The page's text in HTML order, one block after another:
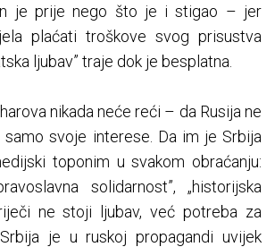
je prije nego što je i stigao – jer
plaćati troškove svog prisustva
ljubav” traje dok je besplatna.
nikada neće reći – da Rusija ne
samo svoje interese. Da im je Srbija
toponim u svakom obraćanju:
solidarnost”, „historijska
ne stoji ljubav, već potreba za
je u ruskoj propagandi uvijek